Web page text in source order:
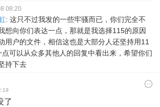
08:20
: 这只不过我发的一些牢骚而已，你们完全不
想向你们表达一点，那就是我选择115的原因
用户的文件，相信这也是大部分人还坚持用11
可以从众多其他人的回复中看出来，希望你们
持下去
了